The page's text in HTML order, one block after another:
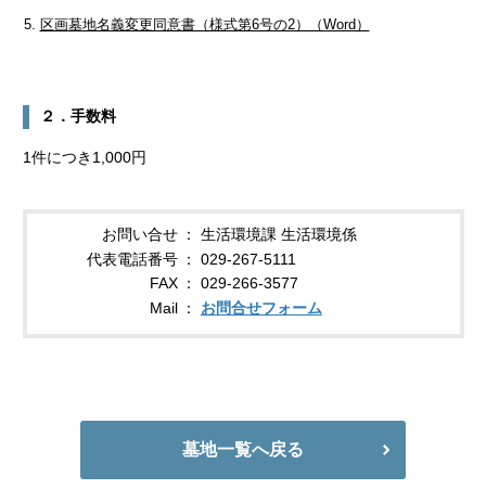
区画墓地名義変更同意書（様式第6号の2）（Word）
２．手数料
1件につき1,000円
お問い合せ
生活環境課 生活環境係
代表電話番号
029-267-5111
FAX
029-266-3577
Mail
お問合せフォーム
墓地一覧へ戻る